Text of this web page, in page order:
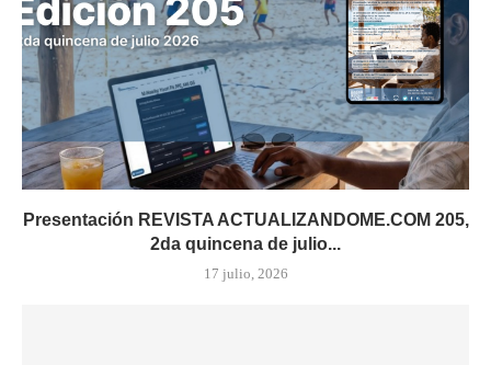
Presentación REVISTA ACTUALIZANDOME.COM 205,
2da quincena de julio...
17 julio, 2026